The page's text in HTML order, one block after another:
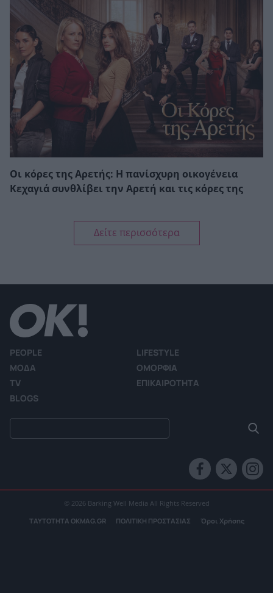
Οι κόρες της Αρετής: Η πανίσχυρη οικογένεια
Κεχαγιά συνθλίβει την Αρετή και τις κόρες της
Δείτε περισσότερα
PEOPLE
LIFESTYLE
ΜΟΔΑ
ΟΜΟΡΦΙΑ
TV
ΕΠΙΚΑΙΡΟΤΗΤΑ
BLOGS
© 2026 Barking Well Media All Rights Reserved
ΤΑΥΤΟΤΗΤΑ OKMAG.GR ΠΟΛΙΤΙΚΗ ΠΡΟΣΤΑΣΙΑΣ Όροι Χρήσης